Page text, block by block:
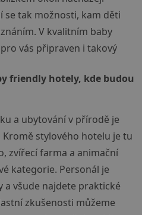
se tak možnosti, kam děti
V kvalitním baby
vás připraven i takový
friendly hotely, kde budou
a ubytování v přírodě je
stylového hotelu je tu
zvířecí farma a animační
kategorie. Personál je
a všude najdete praktické
zkušenosti můžeme